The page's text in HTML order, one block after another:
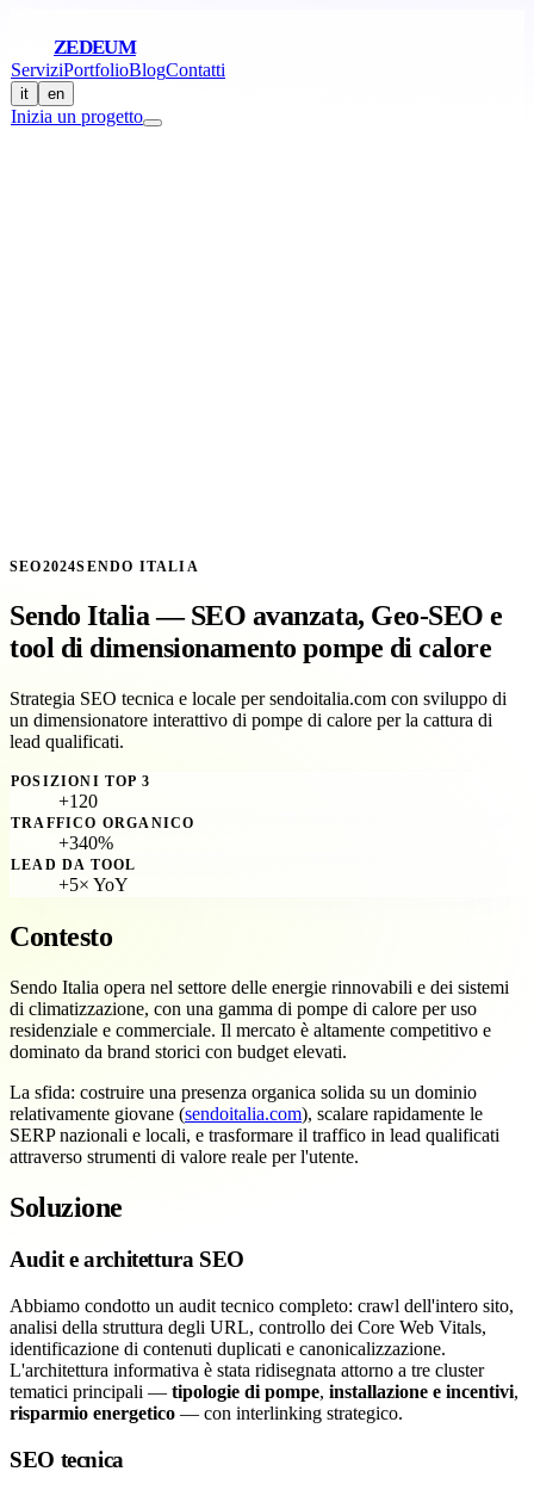
ZEDEUM
ServiziPortfolioBlogContatti
it en
Inizia un progetto
SEO2024SENDO ITALIA
Sendo Italia — SEO avanzata, Geo-SEO e
tool di dimensionamento pompe di calore
Strategia SEO tecnica e locale per sendoitalia.com con sviluppo di
un dimensionatore interattivo di pompe di calore per la cattura di
lead qualificati.
POSIZIONI TOP 3
+120
TRAFFICO ORGANICO
+340%
LEAD DA TOOL
+5× YoY
Contesto
Sendo Italia opera nel settore delle energie rinnovabili e dei sistemi
di climatizzazione, con una gamma di pompe di calore per uso
residenziale e commerciale. Il mercato è altamente competitivo e
dominato da brand storici con budget elevati.
La sfida: costruire una presenza organica solida su un dominio
relativamente giovane (sendoitalia.com), scalare rapidamente le
SERP nazionali e locali, e trasformare il traffico in lead qualificati
attraverso strumenti di valore reale per l'utente.
Soluzione
Audit e architettura SEO
Abbiamo condotto un audit tecnico completo: crawl dell'intero sito,
analisi della struttura degli URL, controllo dei Core Web Vitals,
identificazione di contenuti duplicati e canonicalizzazione.
L'architettura informativa è stata ridisegnata attorno a tre cluster
tematici principali — tipologie di pompe, installazione e incentivi,
risparmio energetico — con interlinking strategico.
SEO tecnica